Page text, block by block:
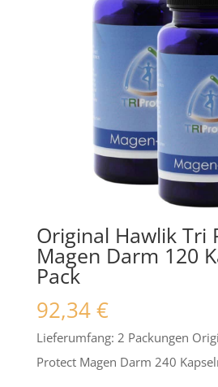
Original Hawlik Tri
Magen Darm 120
Pack
92,34€
Lieferumfang: 2 Packungen
Protect Magen Darm 240